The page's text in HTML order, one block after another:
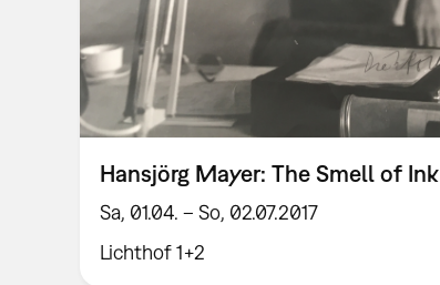
Hansjörg Mayer: The Smell of Ink
Sa, 01.04. – So, 02.07.2017
Lichthof 1+2